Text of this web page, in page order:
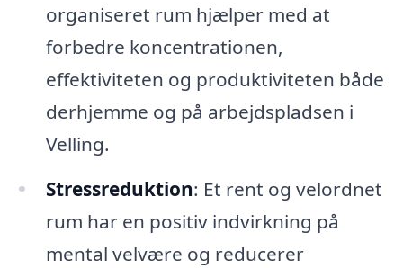
organiseret rum hjælper med at
forbedre koncentrationen,
effektiviteten og produktiviteten både
derhjemme og på arbejdspladsen i
Velling.
Stressreduktion: Et rent og velordnet
rum har en positiv indvirkning på
mental velvære og reducerer